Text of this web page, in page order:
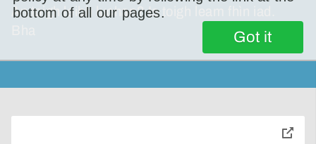
bottom of all our pages.
Got it
An toigh leibh luchan? Is toigh leam fhìn iad.
toggle